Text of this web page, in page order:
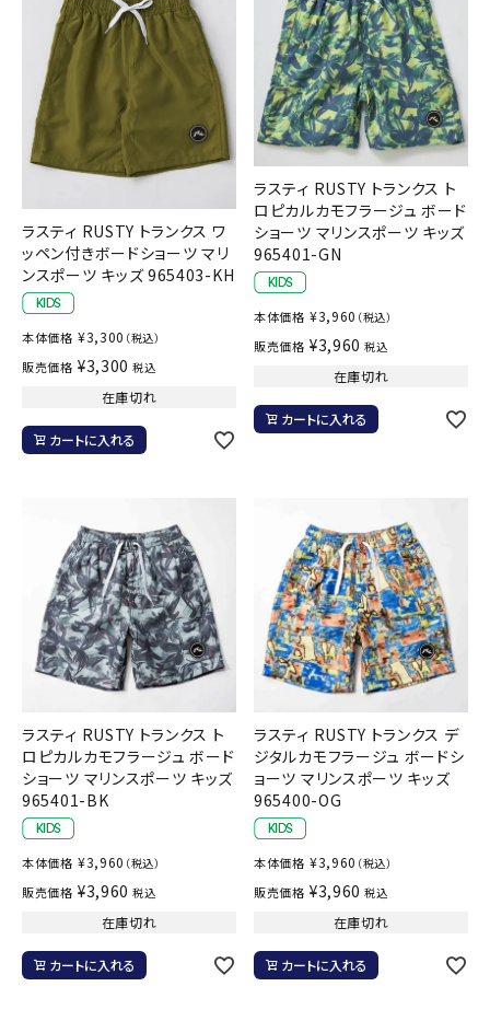
ラスティ RUSTY トランクス ワ
ッペン付きボードショーツ マリ
ンスポーツ キッズ 965403-KH
本体価格 ¥3,300 （税込）
販売価格 ¥3,300 税込
在庫切れ
カートに入れる
ラスティ RUSTY トランクス ト
ロピカルカモフラージュ ボード
ショーツ マリンスポーツ キッズ
965401-GN
本体価格 ¥3,960 （税込）
販売価格 ¥3,960 税込
在庫切れ
カートに入れる
ラスティ RUSTY トランクス ト
ロピカルカモフラージュ ボード
ショーツ マリンスポーツ キッズ
965401-BK
本体価格 ¥3,960 （税込）
販売価格 ¥3,960 税込
在庫切れ
カートに入れる
ラスティ RUSTY トランクス デ
ジタルカモフラージュ ボードシ
ョーツ マリンスポーツ キッズ
965400-OG
本体価格 ¥3,960 （税込）
販売価格 ¥3,960 税込
在庫切れ
カートに入れる